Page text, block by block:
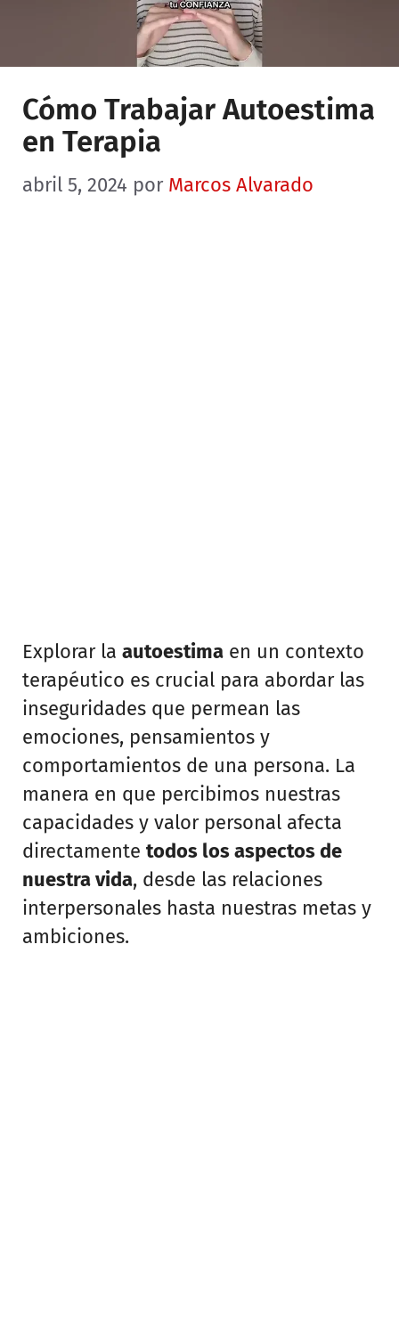
Cómo Trabajar Autoestima
en Terapia
abril 5, 2024 por Marcos Alvarado
Explorar la autoestima en un contexto
terapéutico es crucial para abordar las
inseguridades que permean las
emociones, pensamientos y
comportamientos de una persona. La
manera en que percibimos nuestras
capacidades y valor personal afecta
directamente todos los aspectos de
nuestra vida, desde las relaciones
interpersonales hasta nuestras metas y
ambiciones.